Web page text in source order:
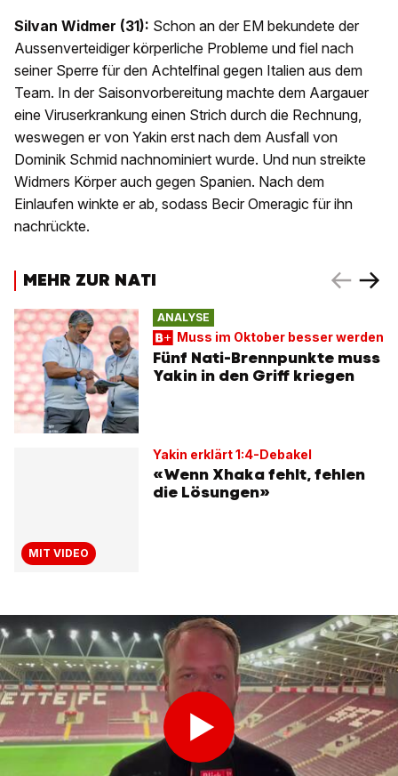
Silvan Widmer (31): Schon an der EM bekundete der
Aussenverteidiger körperliche Probleme und fiel nach
seiner Sperre für den Achtelfinal gegen Italien aus dem
Team. In der Saisonvorbereitung machte dem Aargauer
eine Viruserkrankung einen Strich durch die Rechnung,
weswegen er von Yakin erst nach dem Ausfall von
Dominik Schmid nachnominiert wurde. Und nun streikte
Widmers Körper auch gegen Spanien. Nach dem
Einlaufen winkte er ab, sodass Becir Omeragic für ihn
nachrückte.
MEHR ZUR NATI
ANALYSE
Muss im Oktober besser werden
Fünf Nati-Brennpunkte muss
Yakin in den Griff kriegen
MIT VIDEO
Yakin erklärt 1:4-Debakel
«Wenn Xhaka fehlt, fehlen
die Lösungen»